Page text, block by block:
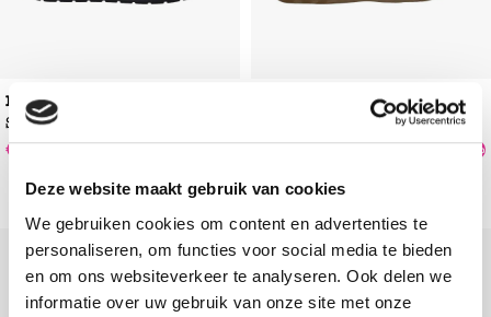
Deze website maakt gebruik van cookies
We gebruiken cookies om content en advertenties te
personaliseren, om functies voor social media te bieden
en om ons websiteverkeer te analyseren. Ook delen we
informatie over uw gebruik van onze site met onze
Hartjes
Sandalen
€ 118,99 € 37,49 -25%
Add to Wishlist Add to